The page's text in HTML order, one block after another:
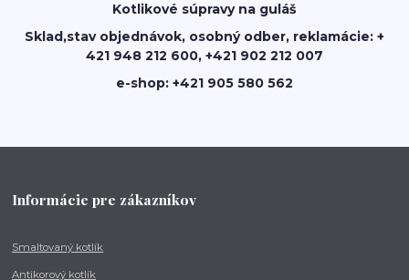
Kotlikové súpravy na guláš
Sklad,stav objednávok, osobný odber, reklamácie: +
421 948 212 600, +421 902 212 007
e-shop: +421 905 580 562
Informácie pre zákazníkov
Smaltovaný kotlík
Antikorový kotlík